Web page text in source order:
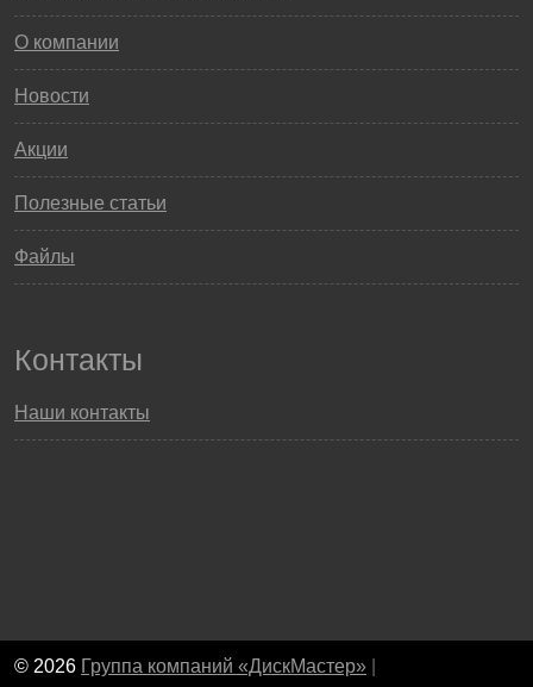
О компании
Новости
Акции
Полезные статьи
Файлы
Контакты
Наши контакты
© 2026 Группа компаний «ДискМастер»